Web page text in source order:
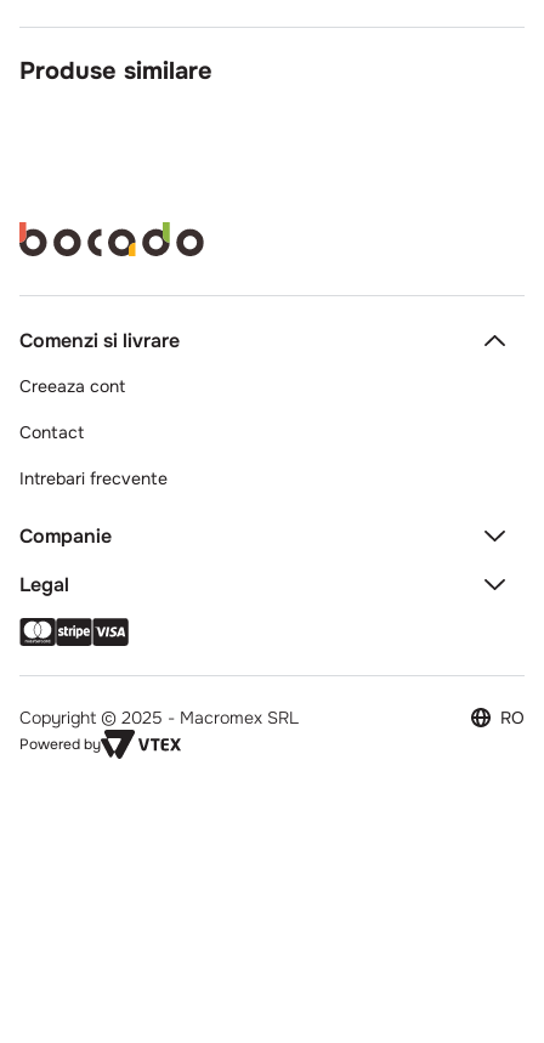
Produse similare
Comenzi si livrare
Creeaza cont
Contact
Intrebari frecvente
Companie
Legal
Copyright © 2025 - Macromex SRL
Powered by
RO